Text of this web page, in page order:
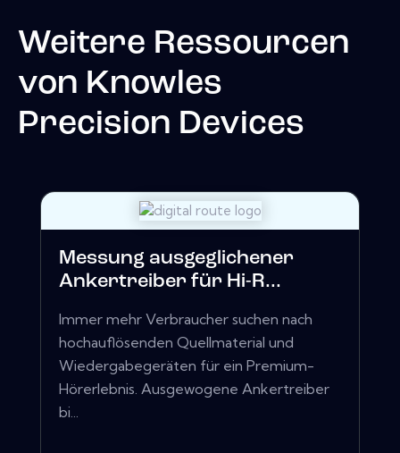
Weitere Ressourcen
von Knowles
Precision Devices
Messung ausgeglichener
Ankertreiber für Hi-R...
Immer mehr Verbraucher suchen nach
hochauflösenden Quellmaterial und
Wiedergabegeräten für ein Premium-
Hörerlebnis. Ausgewogene Ankertreiber
bi...